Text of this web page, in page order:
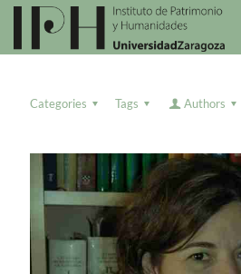
Categories Tags Authors